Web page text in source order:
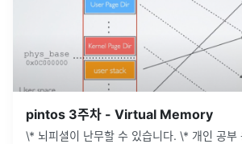
pintos 3주차 - Virtual Memory
\* 뇌피셜이 난무할 수 있습니다. \* 개인 공부